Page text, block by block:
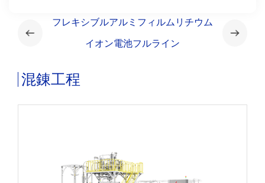
フレキシブルアルミフィルムリチウム
イオン電池フルライン
混錬工程